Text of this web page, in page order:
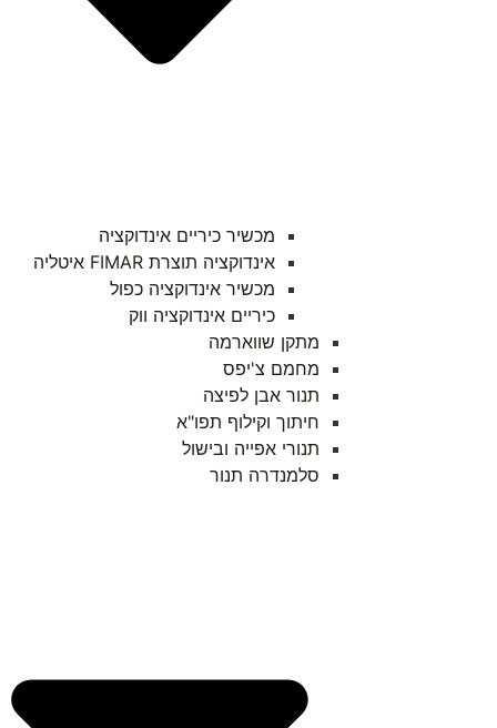
מכשיר כיריים אינדוקציה
אינדוקציה תוצרת FIMAR איטליה
מכשיר אינדוקציה כפול
כיריים אינדוקציה ווק
מתקן שווארמה
מחמם צ'יפס
תנור אבן לפיצה
חיתוך וקילוף תפו"א
תנורי אפייה ובישול
סלמנדרה תנור